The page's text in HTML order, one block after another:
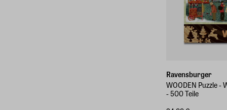
Ravensburger
WOODEN Puzzle
- 500 Teile